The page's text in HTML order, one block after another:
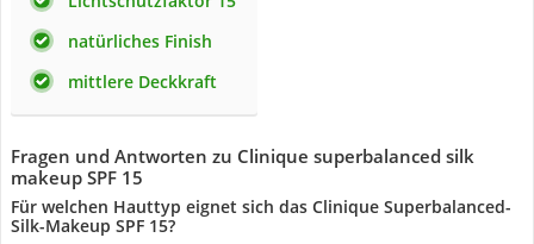
natürliches Finish
mittlere Deckkraft
Fragen und Antworten zu Clinique superbalanced silk
makeup SPF 15
Für welchen Hauttyp eignet sich das Clinique Superbalanced-
Silk-Makeup SPF 15?